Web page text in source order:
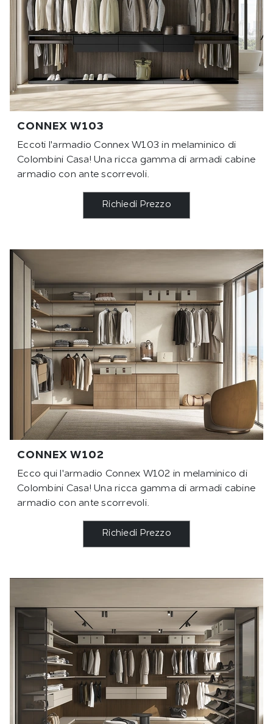
CONNEX W103
Eccoti l'armadio Connex W103 in melaminico di
Colombini Casa! Una ricca gamma di armadi cabine
armadio con ante scorrevoli.
Richiedi Prezzo
CONNEX W102
Ecco qui l'armadio Connex W102 in melaminico di
Colombini Casa! Una ricca gamma di armadi cabine
armadio con ante scorrevoli.
Richiedi Prezzo